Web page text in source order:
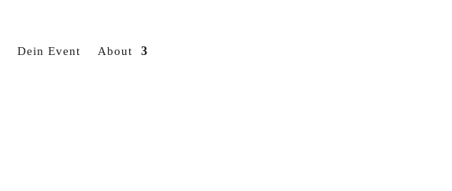
Dein Event About